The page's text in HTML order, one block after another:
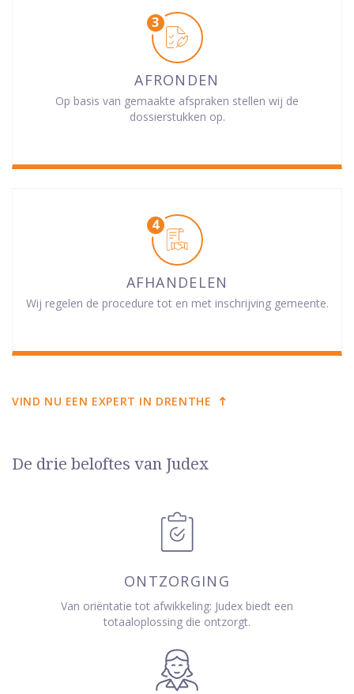
AFRONDEN
Op basis van gemaakte afspraken stellen wij de
dossierstukken op.
AFHANDELEN
Wij regelen de procedure tot en met inschrijving gemeente.
VIND NU EEN EXPERT IN DRENTHE
De drie beloftes van Judex
ONTZORGING
Van oriëntatie tot afwikkeling: Judex biedt een
totaaloplossing die ontzorgt.